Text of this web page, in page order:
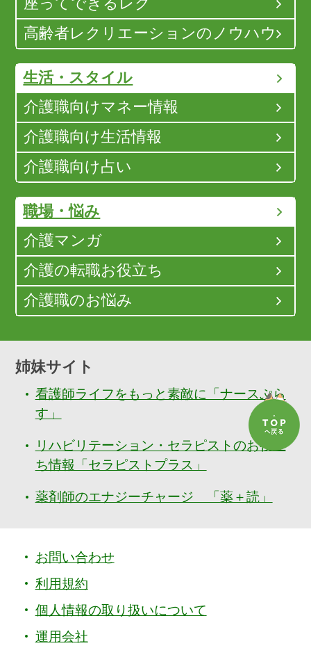
高齢者レクリエーションのノウハウ
生活・スタイル
介護職向けマネー情報
介護職向け生活情報
介護職向け占い
職場・悩み
介護マンガ
介護の転職お役立ち
介護職のお悩み
姉妹サイト
看護師ライフをもっと素敵に「ナースぷら
す」
リハビリテーション・セラピストのお役立
ち情報「セラピストプラス」
薬剤師のエナジーチャージ 「薬＋読」
お問い合わせ
利用規約
個人情報の取り扱いについて
運用会社